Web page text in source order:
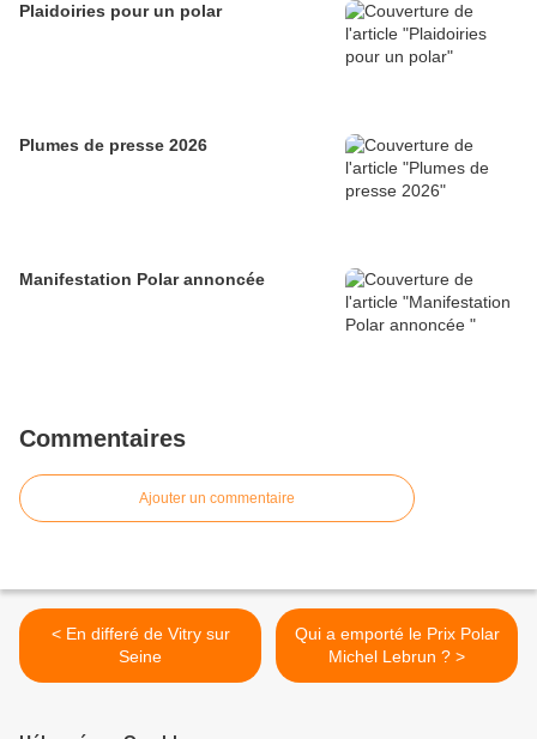
Plaidoiries pour un polar
Plumes de presse 2026
Manifestation Polar annoncée
Commentaires
Ajouter un commentaire
< En differé de Vitry sur
Seine
Qui a emporté le Prix Polar
Michel Lebrun ? >